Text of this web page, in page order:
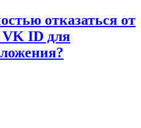
отказаться от
VK ID для